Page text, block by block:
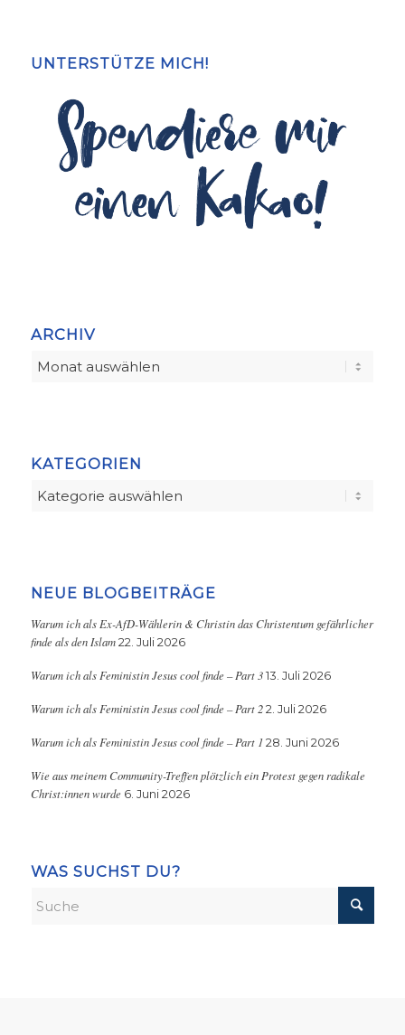
UNTERSTÜTZE MICH!
ARCHIV
KATEGORIEN
Kategorien
NEUE BLOGBEITRÄGE
Warum ich als Ex-AfD-Wählerin & Christin das Christentum gefährlicher
finde als den Islam 22. Juli 2026
Warum ich als Feministin Jesus cool finde – Part 3 13. Juli 2026
Warum ich als Feministin Jesus cool finde – Part 2 2. Juli 2026
Warum ich als Feministin Jesus cool finde – Part 1 28. Juni 2026
Wie aus meinem Community-Treffen plötzlich ein Protest gegen radikale
Christ:innen wurde 6. Juni 2026
WAS SUCHST DU?